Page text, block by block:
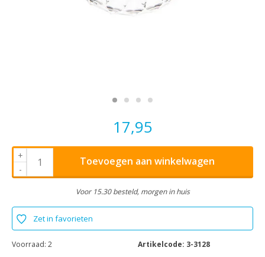
17,95
+
-
Toevoegen aan winkelwagen
Voor 15.30 besteld, morgen in huis
Zet in favorieten
Voorraad: 2 Artikelcode: 3-3128